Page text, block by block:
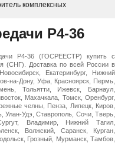
комплексных
Р4-36
Р4-36 (ГОСРЕЕСТР) купить с
(СНГ). Доставка по всей России в
Екатеринбург, Нижний
на-Дону, Уфа, Красноярск, Пермь,
Тольятти, Ижевск, Барнаул,
Махачкала, Томск, Оренбург,
челны, Пенза, Липецк, Киров,
Улан-Удэ, Ставрополь, Сочи, Тверь,
Владимир, Нижний Тагил,
Волжский, Саранск, Курган,
Грозный, Мурманск, Тамбов,